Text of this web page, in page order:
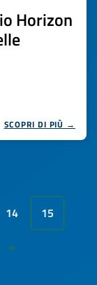
Horizon
SCOPRI DI PIÙ →
14
15
»